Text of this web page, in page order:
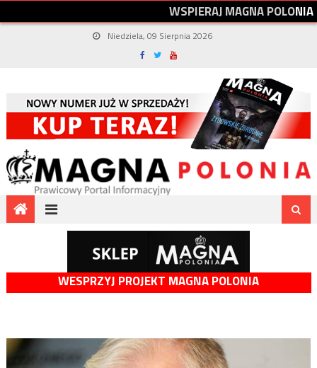
WSPIERAJMAGNAPOLONIA
Niedziela, 09 Sierpnia 2026
WESPRZYJ PROJEKT MAGNA POLONIA